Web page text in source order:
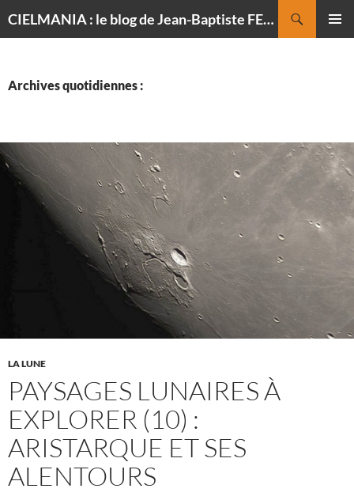
CIELMANIA : le blog de Jean-Baptiste FELDMANN, photographe du ciel
Archives quotidiennes :
LA LUNE
PAYSAGES LUNAIRES À
EXPLORER (10) :
ARISTARQUE ET SES
ALENTOURS